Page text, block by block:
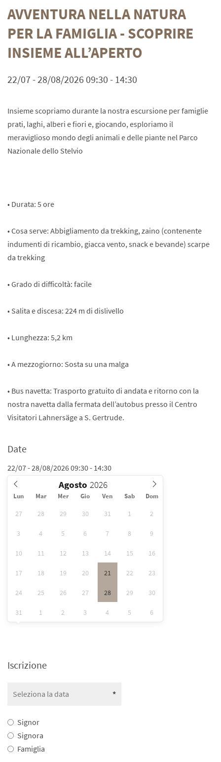
AVVENTURA NELLA NATURA
PER LA FAMIGLIA - SCOPRIRE
INSIEME ALL’APERTO
22/07 - 28/08/2026 09:30 - 14:30
Insieme scopriamo durante la nostra escursione per famiglie
prati, laghi, alberi e fiori e, giocando, esploriamo il
meraviglioso mondo degli animali e delle piante nel Parco
Nazionale dello Stelvio
• Durata: 5 ore
• Cosa serve: Abbigliamento da trekking, zaino (contenente
indumenti di ricambio, giacca vento, snack e bevande) scarpe
da trekking
• Grado di difficoltà: facile
• Salita e discesa: 224 m di dislivello
• Lunghezza: 5,2 km
• A mezzogiorno: Sosta su una malga
• Bus navetta: Trasporto gratuito di andata e ritorno con la
nostra navetta dalla fermata dell’autobus presso il Centro
Visitatori Lahnersäge a S. Gertrude.
Date
22/07 - 28/08/2026 09:30 - 14:30
Agosto
Lun Mar Mer Gio Ven Sab Dom
27 28 29 30 31 1 2
3 4 5 6 7 8 9
10 11 12 13 14 15 16
17 18 19 20 21 22 23
24 25 26 27 28 29 30
31 1 2 3 4 5 6
Iscrizione
Signor
Signora
Famiglia